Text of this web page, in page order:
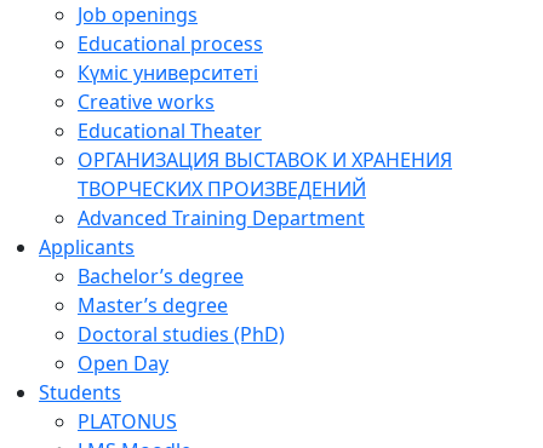
Job openings
Educational process
Күміс университеті
Creative works
Educational Theater
ОРГАНИЗАЦИЯ ВЫСТАВОК И ХРАНЕНИЯ
ТВОРЧЕСКИХ ПРОИЗВЕДЕНИЙ
Advanced Training Department
Applicants
Bachelor’s degree
Master’s degree
Doctoral studies (PhD)
Open Day
Students
PLATONUS